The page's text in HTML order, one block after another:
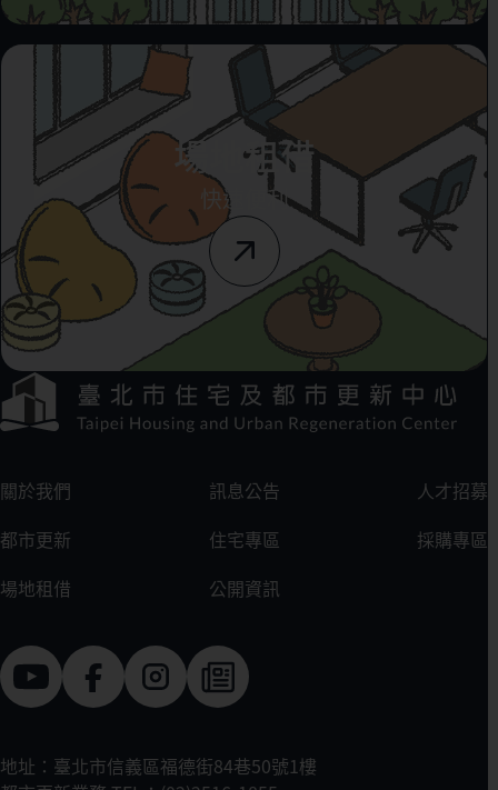
場地租借
快速便利
方選單連結區
:::
關於我們 訊息公告
人才招募
都市更新
住宅專區
採購專區
場地租借
公開資訊
地址：臺北市信義區福德街84巷50號1樓